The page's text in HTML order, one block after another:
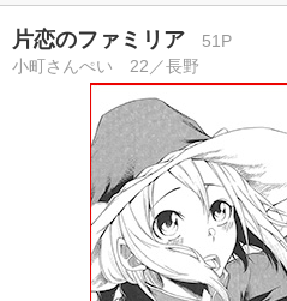
片恋のファミリア 51P
小町さんぺい 22／長野